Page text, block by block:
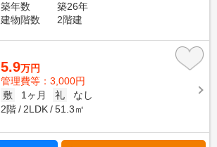
築年数
築26年
建物階数
2階建
5.9万円
管理費等：3,000円
敷
1ヶ月 礼
なし
2階
2LDK 51.3㎡